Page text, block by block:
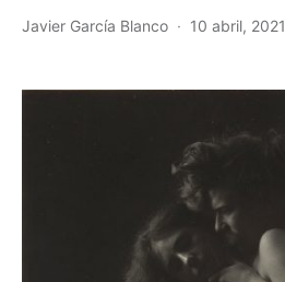
Javier García Blanco 10 abril, 2021